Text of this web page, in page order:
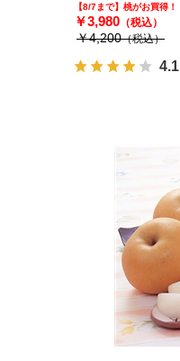
【8/7まで】桃がお買得！
￥3,980 （税込）
￥4,200（税込）
4.1